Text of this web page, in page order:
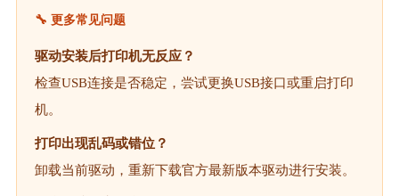
🔧 更多常见问题
驱动安装后打印机无反应？
检查USB连接是否稳定，尝试更换USB接口或重启打印
机。
打印出现乱码或错位？
卸载当前驱动，重新下载官方最新版本驱动进行安装。